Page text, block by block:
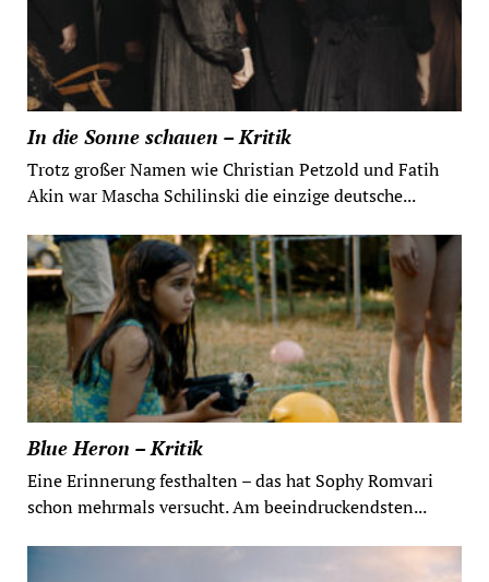
In die Sonne schauen – Kritik
Trotz großer Namen wie Christian Petzold und Fatih
Akin war Mascha Schilinski die einzige deutsche...
Blue Heron – Kritik
Eine Erinnerung festhalten – das hat Sophy Romvari
schon mehrmals versucht. Am beeindruckendsten...